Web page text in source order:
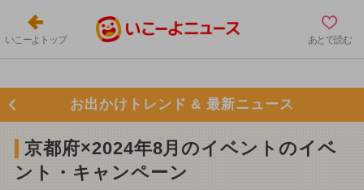
いこーよトップ あとで読む
お出かけトレンド & 最新ニュース
京都府×2024年8月のイベントのイベ
ント・キャンペーン